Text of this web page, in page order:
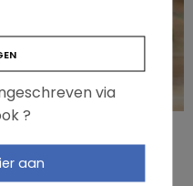
in welke verhouding?
via
?
aan